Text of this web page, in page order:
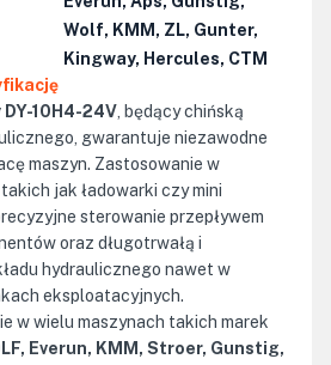
Wolf, KMM, ZL, Gunter,
Kingway, Hercules, CTM
10H4-24V , będący chińską
gwarantuje niezawodne
maszyn. Zastosowanie w
jak ładowarki czy mini
sterowanie przepływem
oraz długotrwałą i
hydraulicznego nawet w
eksploatacyjnych.
w wielu maszynach takich marek
Everun, KMM, Stroer, Gunstig,